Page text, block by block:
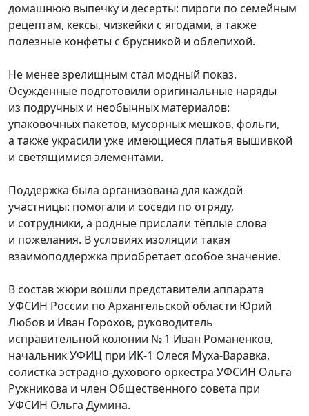
домашнюю выпечку и десерты: пироги по семейным
рецептам, кексы, чизкейки с ягодами, а также
полезные конфеты с брусникой и облепихой.
Не менее зрелищным стал модный показ.
Осужденные подготовили оригинальные наряды
из подручных и необычных материалов:
упаковочных пакетов, мусорных мешков, фольги,
а также украсили уже имеющиеся платья вышивкой
и светящимися элементами.
Поддержка была организована для каждой
участницы: помогали и соседи по отряду,
и сотрудники, а родные прислали тёплые слова
и пожелания. В условиях изоляции такая
взаимоподдержка приобретает особое значение.
В состав жюри вошли представители аппарата
УФСИН России по Архангельской области Юрий
Любов и Иван Горохов, руководитель
исправительной колонии № 1 Иван Романенков,
начальник УФИЦ при ИК‑1 Олеся Муха‑Варавка,
солистка эстрадно‑духового оркестра УФСИН Ольга
Ружникова и член Общественного совета при
УФСИН Ольга Думина.